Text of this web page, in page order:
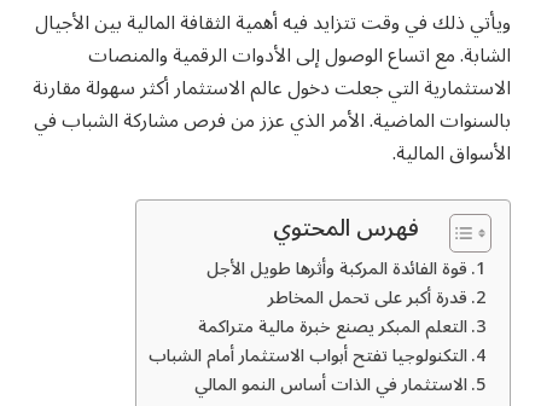
ويأتي ذلك في وقت تتزايد فيه أهمية الثقافة المالية بين الأجيال
الشابة. مع اتساع الوصول إلى الأدوات الرقمية والمنصات
الاستثمارية التي جعلت دخول عالم الاستثمار أكثر سهولة مقارنة
بالسنوات الماضية. الأمر الذي عزز من فرص مشاركة الشباب في
الأسواق المالية.
فهرس المحتوي
قوة الفائدة المركبة وأثرها طويل الأجل
قدرة أكبر على تحمل المخاطر
التعلم المبكر يصنع خبرة مالية متراكمة
التكنولوجيا تفتح أبواب الاستثمار أمام الشباب
الاستثمار في الذات أساس النمو المالي